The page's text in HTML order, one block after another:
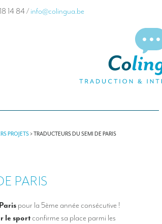
14 84/ info@colingua.be
PROJETS>TRADUCTEURS DU SEMI DE PARIS
PARIS
pour la 5ème année consécutive !
le sportconfirme sa place parmi les